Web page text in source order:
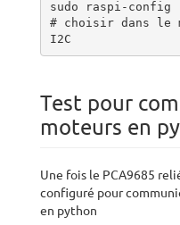
sudo raspi-config
# choisir dans le
I2C
Test pour
moteurs en
Une fois le PCA9685
configuré pour
en python